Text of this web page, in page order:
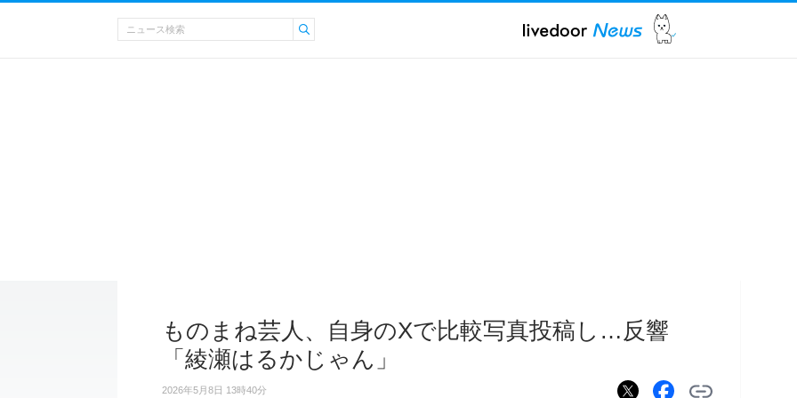
ものまね芸人、自身のXで比較写真投稿し…反響
「綾瀬はるかじゃん」
2026年5月8日 13時40分